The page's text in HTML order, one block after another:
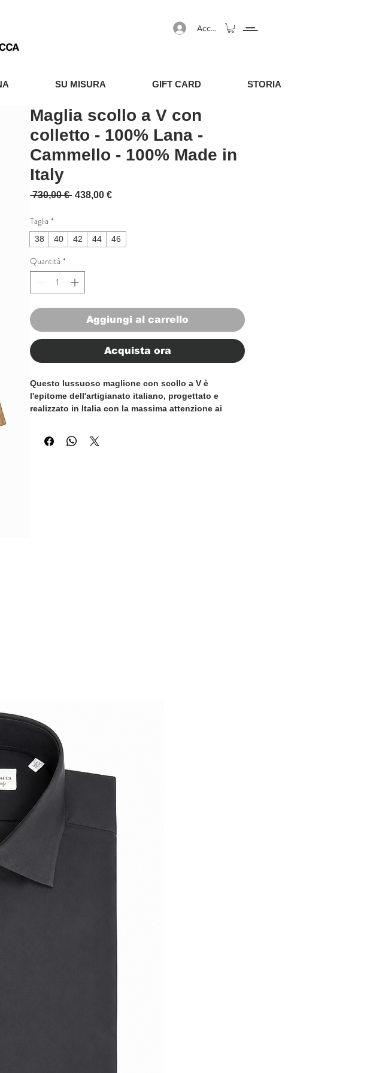
Accedi
SU MISURA GIFT CARD STORIA
Maglia scollo a V con
colletto - 100% Lana -
Cammello - 100% Made in
Italy
730,00 € Prezzo regolare
438,00 €Prezzo scontato
Taglia *
38 40 42 44 46
Quantità *
Aggiungi al carrello
Acquista ora
Questo lussuoso maglione con scollo a V è
l'epitome dell'artigianato italiano, progettato e
realizzato in Italia con la massima attenzione ai
l'aggiunta perfetta al vostro guardaroba invernale.